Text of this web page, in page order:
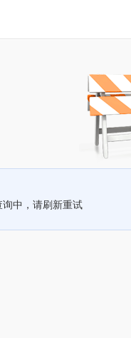
询中，请刷新重试